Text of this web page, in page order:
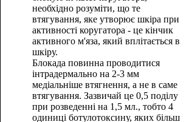
необхідно розуміти, що те
втягування, яке утворює шкіра при
активності коругатора - це кінчик
активного м'яза, який вплітається в
шкіру.
Блокада повинна проводитися
інтрадермально на 2-3 мм
медіальніше втягнення, а не в саме
втягування. Зазвичай це 0,5 поділу
при розведенні на 1,5 мл., тобто 4
одиниці ботулотоксину, яких більш